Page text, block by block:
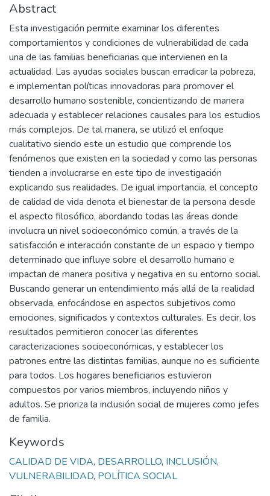
Abstract
Esta investigación permite examinar los diferentes
comportamientos y condiciones de vulnerabilidad de cada
una de las familias beneficiarias que intervienen en la
actualidad. Las ayudas sociales buscan erradicar la pobreza,
e implementan políticas innovadoras para promover el
desarrollo humano sostenible, concientizando de manera
adecuada y establecer relaciones causales para los estudios
más complejos. De tal manera, se utilizó el enfoque
cualitativo siendo este un estudio que comprende los
fenómenos que existen en la sociedad y como las personas
tienden a involucrarse en este tipo de investigación
explicando sus realidades. De igual importancia, el concepto
de calidad de vida denota el bienestar de la persona desde
el aspecto filosófico, abordando todas las áreas donde
involucra un nivel socioeconómico común, a través de la
satisfacción e interacción constante de un espacio y tiempo
determinado que influye sobre el desarrollo humano e
impactan de manera positiva y negativa en su entorno social.
Buscando generar un entendimiento más allá de la realidad
observada, enfocándose en aspectos subjetivos como
emociones, significados y contextos culturales. Es decir, los
resultados permitieron conocer las diferentes
caracterizaciones socioeconómicas, y establecer los
patrones entre las distintas familias, aunque no es suficiente
para todos. Los hogares beneficiarios estuvieron
compuestos por varios miembros, incluyendo niños y
adultos. Se prioriza la inclusión social de mujeres como jefes
de familia.
Keywords
CALIDAD DE VIDA, DESARROLLO, INCLUSIÓN,
VULNERABILIDAD, POLÍTICA SOCIAL